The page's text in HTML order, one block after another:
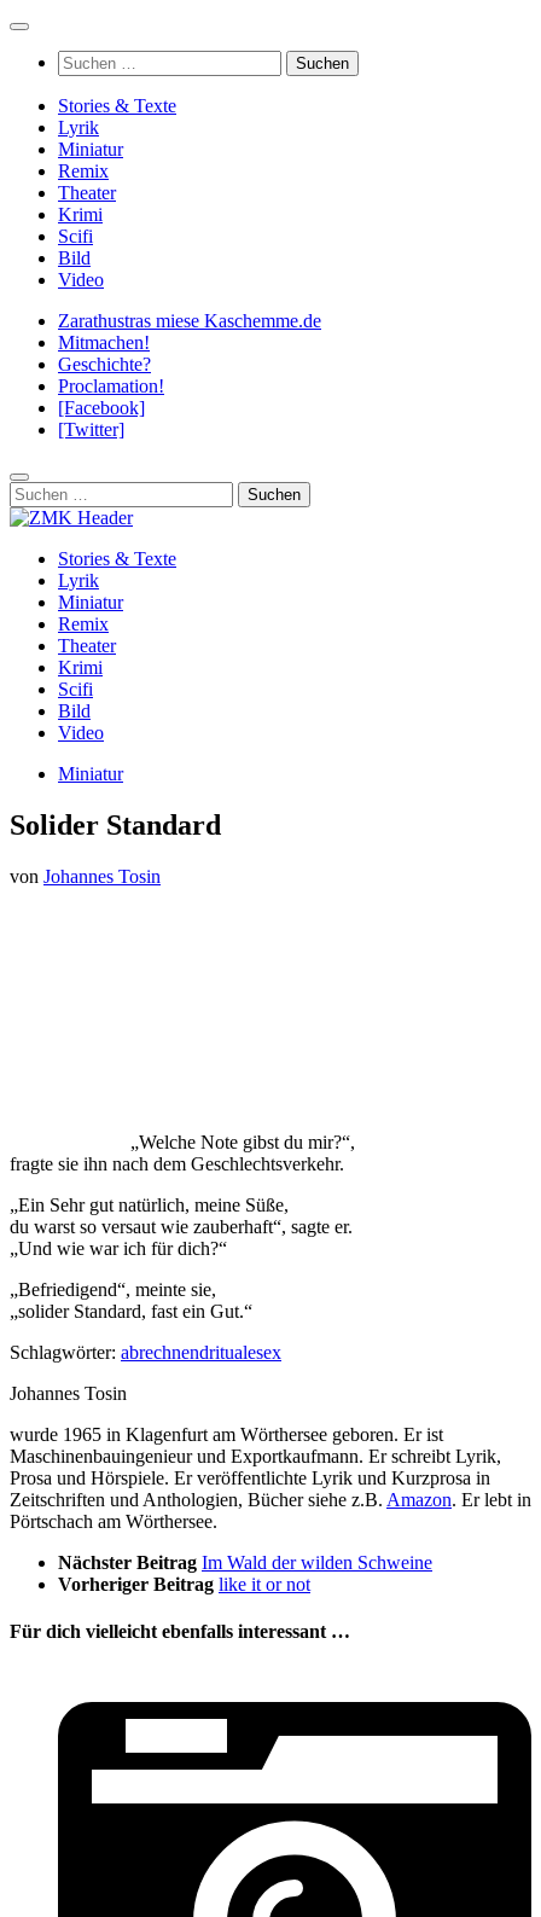
Zum
springenSuchen
nach:
Stories & Texte
Lyrik
Miniatur
Remix
Theater
Krimi
Scifi
Bild
Video
Zarathustras miese Kaschemme.de
Mitmachen!
Geschichte?
Proclamation!
[Facebook]
[Twitter]
Suchen
nach:
Stories & Texte
Lyrik
Miniatur
Remix
Theater
Krimi
Scifi
Bild
Video
Miniatur
Solider Standard
von Johannes Tosin
„Welche Note gibst du mir?“,
fragte sie ihn nach dem Geschlechtsverkehr.
„Ein Sehr gut natürlich, meine Süße,
du warst so versaut wie zauberhaft“, sagte er.
„Und wie war ich für dich?“
„Befriedigend“, meinte sie,
„solider Standard, fast ein Gut.“
Schlagwörter: abrechnendritualesex
Johannes Tosin
wurde 1965 in Klagenfurt am Wörthersee geboren. Er ist
Maschinenbauingenieur und Exportkaufmann. Er schreibt Lyrik,
Prosa und Hörspiele. Er veröffentlichte Lyrik und Kurzprosa in
Zeitschriften und Anthologien, Bücher siehe z.B. Amazon. Er lebt in
Pörtschach am Wörthersee.
Nächster Beitrag Im Wald der wilden Schweine
Vorheriger Beitrag like it or not
Für dich vielleicht ebenfalls interessant …